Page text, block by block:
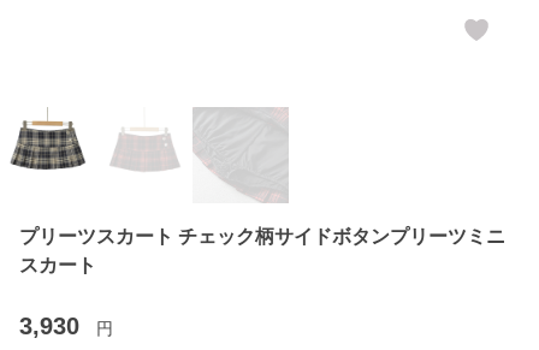
プリーツスカート チェック柄サイドボタンプリーツミニ
スカート
3,930 円